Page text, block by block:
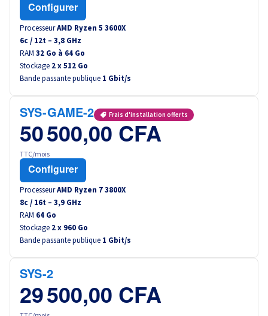
Configurer
ProcesseurAMD Ryzen 5 3600X
6c / 12t – 3,8 GHz
RAM 32 Go à 64 Go
Stockage 2 x 512 Go
Bande passante publique 1 Gbit/s
SYS-GAME-2 Frais d'installation offerts
50 500,00 CFA
TTC/mois
Configurer
ProcesseurAMD Ryzen 7 3800X
8c / 16t – 3,9 GHz
RAM 64 Go
Stockage 2 x 960 Go
Bande passante publique 1 Gbit/s
SYS-2
29 500,00 CFA